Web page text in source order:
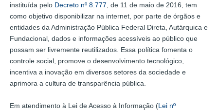
instituída pelo Decreto nº 8.777 , de 11 de maio de 2016, tem
como objetivo disponibilizar na internet, por parte de órgãos e
entidades da Administração Pública Federal Direta, Autárquica e
Fundacional, dados e informações acessíveis ao público que
possam ser livremente reutilizados. Essa política fomenta o
controle social, promove o desenvolvimento tecnológico,
incentiva a inovação em diversos setores da sociedade e
aprimora a cultura de transparência pública.
Em atendimento à Lei de Acesso à Informação (Lei nº